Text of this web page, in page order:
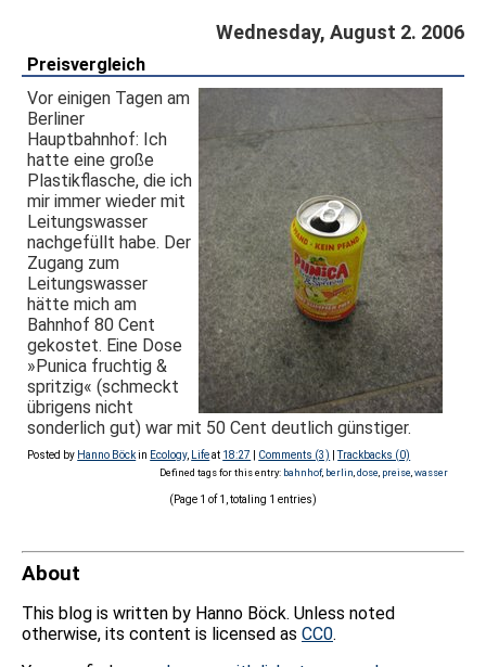
Wednesday, August 2. 2006
Preisvergleich
Vor einigen Tagen am
Berliner
Hauptbahnhof: Ich
hatte eine große
Plastikflasche, die ich
mir immer wieder mit
Leitungswasser
nachgefüllt habe. Der
Zugang zum
Leitungswasser
hätte mich am
Bahnhof 80 Cent
gekostet. Eine Dose
»Punica fruchtig &
spritzig« (schmeckt
übrigens nicht
sonderlich gut) war mit 50 Cent deutlich günstiger.
Posted by Hanno Böckin Ecology, Lifeat 18:27 Comments (3) |Trackbacks (0)
Defined tags for this entry: bahnhof, berlin dose preise wasser
(Page 1 of 1, totaling 1 entries)
About
This blog is written by Hanno Böck. Unless noted
otherwise, its content is licensed as CC0.